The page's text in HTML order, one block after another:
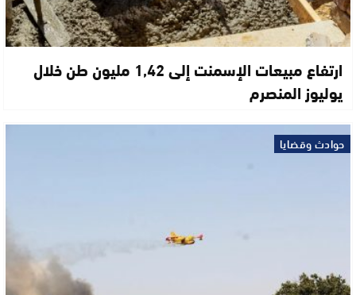
ارتفاع مبيعات الإسمنت إلى 1,42 مليون طن خلال
يوليوز المنصرم
حوادث وقضايا